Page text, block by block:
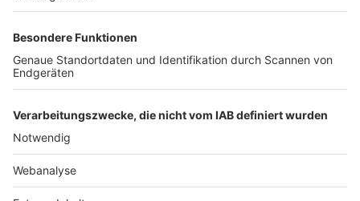
TOP-PARTNER
Nutzungsbedingungen Datenschutz Impressum